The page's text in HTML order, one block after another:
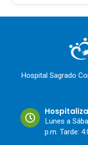
Hospital Sagrado
Lunes a
p.m. Tarde: